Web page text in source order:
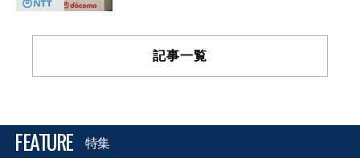
記事一覧
FEATURE 特集